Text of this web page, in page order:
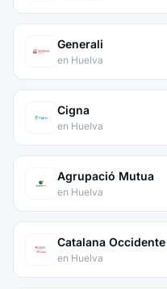
Generali
en Huelva
Cigna
en Huelva
Agrupació Mutua
en Huelva
Catalana Occidente
en Huelva